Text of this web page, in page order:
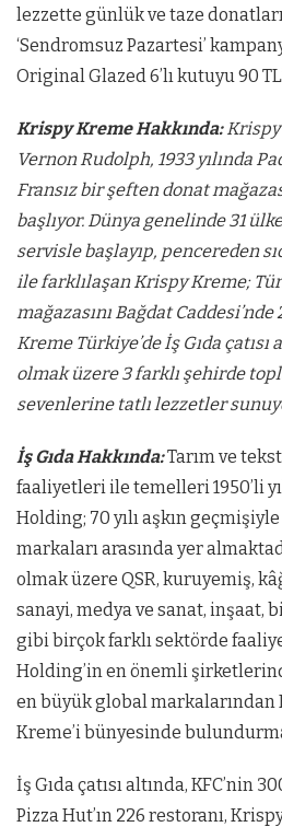
lezzette günlük ve taze
‘Sendromsuz Pazartesi’
Original Glazed 6’lı kutuyu 90
Krispy Kreme Hakkında:
Vernon Rudolph, 1933 yılında
Fransız bir şeften donat
başlıyor. Dünya genelinde 31
servislebaşlayıp, pencereden
ilefarklılaşan Krispy Kreme;
mağazasını Bağdat Caddesi’nde
Kreme Türkiye’de İş Gıda
olmak üzere 3 farklı şehirde
sevenlerine tatlı lezzetler
İş Gıda Hakkında:Tarım ve
faaliyetleri ile temelleri 1950’li
Holding; 70 yılı aşkın
markaları arasında yer
olmak üzere QSR, kuruyemiş,
sanayi, medya ve sanat, inşaat,
gibi birçok farklı sektörde
Holding’in en önemli
en büyük global markalarından
Kreme’i bünyesinde
İş Gıda çatısı altında, KFC’nin
Pizza Hut’ın 226 restoranı,